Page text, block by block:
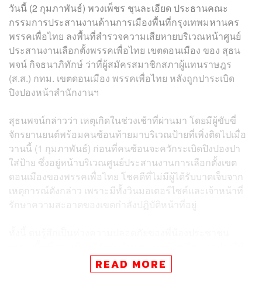
วันนี้ (2 กุมภาพันธ์) พวงเพ็ชร ชุนละเอียด ประธานคณะ
กรรมการประสานงานด้านการเมืองพื้นที่กรุงเทพมหานคร
พรรคเพื่อไทย ลงพื้นที่สำรวจความเสียหายบริเวณหน้าศูนย์
ประสานงานเลือกตั้งพรรคเพื่อไทย เขตดอนเมือง ของ สุธน
พจน์ กิจธนาภิทักษ์ ว่าที่ผู้สมัครสมาชิกสภาผู้แทนราษฎร
(ส.ส.) กทม. เขตดอนเมือง พรรคเพื่อไทย หลังถูกปาระเบิด
ปิงปองหน้าสำนักงานฯ
สุธนพจน์กล่าวว่า เหตุเกิดในช่วงเช้าที่ผ่านมา โดยมีผู้ขับขี่
จักรยานยนต์พร้อมคนซ้อนท้ายมาบริเวณป้ายที่เพิ่งติดไปเมื่อ
วานนี้ (1 กุมภาพันธ์) ก่อนที่คนซ้อนจะควักระเบิดปิงปองปา
ใส่ป้าย ซึ่งอยู่หน้าบริเวณศูนย์ประสานงานการเลือกตั้งเขต
ดอนเมืองของพรรคเพื่อไทย โชคดีที่ไม่มีผู้ได้รับบาดเจ็บจาก
เหตุการณ์ดังกล่าว เพราะมีทั้งวินมอเตอร์ไซค์และเจ้าหน้าที่
รักษาความสะอาดของเขตกำลังปฏิบัติหน้าที่อยู่
หน่วยงานที่เกี่ยวข้อง ไม่ว่าจะเป็นตำรวจหรือผู้นำในแต่ละ
ชุมชน เข้มงวดในการดูแลรักษาความปลอดภัย
READ MORE